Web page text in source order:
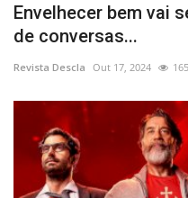
Educação
Estatuto Editorial
Saúde
Ficha técnica
Envelhecer bem vai
de conversas...
Revista Descla Out 17, 2024